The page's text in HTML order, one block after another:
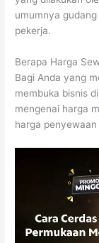
umumnya
pekerja.
Berapa Harga
Bagi Anda yang
membuka bisnis
mengenai harga
harga